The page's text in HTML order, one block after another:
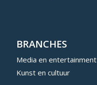
BRANCHES
Media en entertainment
Kunst en cultuur